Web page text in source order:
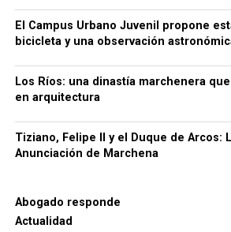
Luis Cristóbal no solo era un
política, sino también un gran
replicar en Marchena el esplendor
Madrid y Sevilla. En su afán por
copia de una obra inspirada en
fragmento del mundo de Felipe II
empresariado andaluz que tome
modelo laboral francés.
El Campus Urbano Juvenil propone
bicicleta y una observación
Los Ríos: una dinastía marchenera
en arquitectura
Tiziano, Felipe II y el Duque de Arcos:
Anunciación de Marchena
Abogado responde
Actualidad